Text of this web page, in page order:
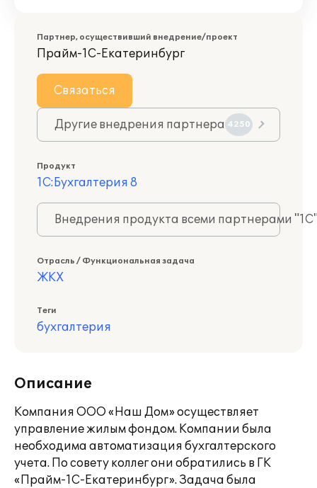
Партнер, осуществивший внедрение/проект
Прайм-1С-Екатеринбург
Связаться
Другие внедрения партнера 4250
Продукт
1С:Бухгалтерия 8
Внедрения продукта всеми партнерами
Отрасль / Функциональная задача
ЖКХ
Теги
бухгалтерия
Описание
Компания ООО «Наш Дом» осуществляет
управление жилым фондом. Компании была
необходима автоматизация бухгалтерского
учета. По совету коллег они обратились в ГК
«Прайм-1С-Екатеринбург». Задача была